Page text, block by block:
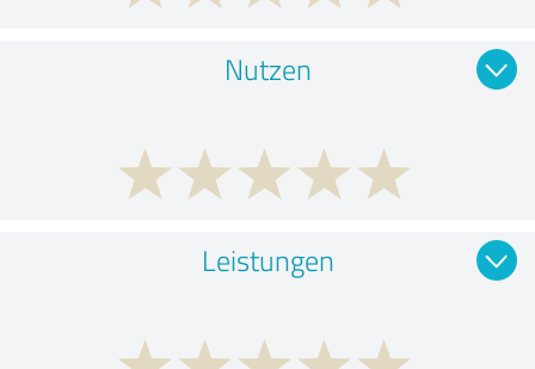
Nutzen
Leistungen